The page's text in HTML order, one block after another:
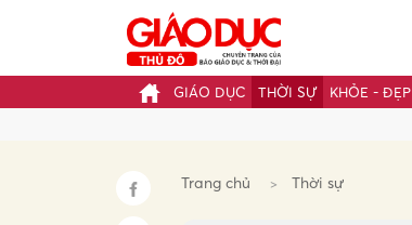
GIÁO DỤC THỜI SỰ KHỎE - ĐẸP
Trang chủ Thời sự